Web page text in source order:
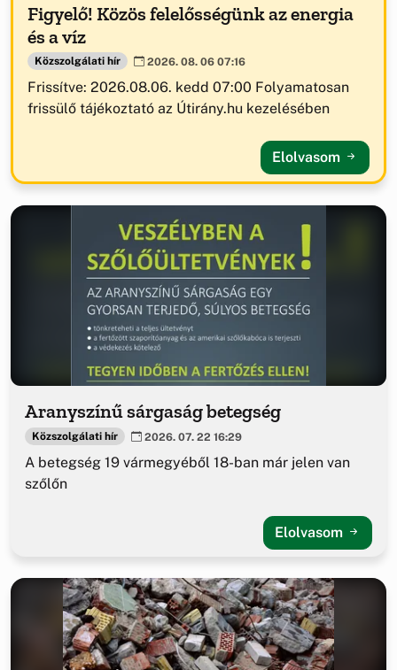
Figyelő! Közös felelősségünk az energia
és a víz
Közszolgálati hír 2026. 08. 06 07:16
Frissítve: 2026.08.06. kedd 07:00 Folyamatosan
frissülő tájékoztató az Útirány.hu kezelésében
Elolvasom
Aranyszínű sárgaság betegség
Közszolgálati hír 2026. 07. 22 16:29
A betegség 19 vármegyéből 18-ban már jelen van
szőlőn
Elolvasom